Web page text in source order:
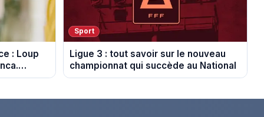
: Loup
Sport
Ligue 3 : tout savoir sur le nouveau
championnat qui succède au National